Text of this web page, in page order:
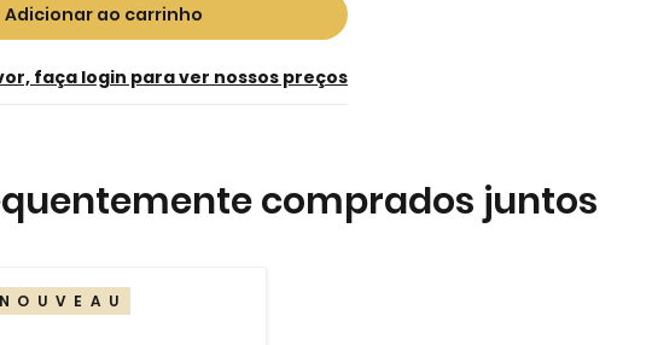
Adicionar ao carrinho
faça login para ver nossos preços
comprados juntos
NOUVEAU